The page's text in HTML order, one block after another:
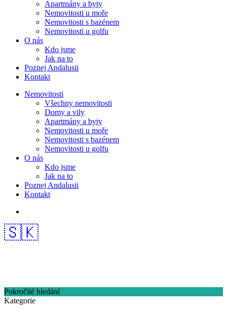
Apartmány a byty
Nemovitosti u moře
Nemovitosti s bazénem
Nemovitosti u golfu
O nás
Kdo jsme
Jak na to
Poznej Andalusii
Kontakt
Nemovitosti
Všechny nemovitosti
Domy a vily
Apartmány a byty
Nemovitosti u moře
Nemovitosti s bazénem
Nemovitosti u golfu
O nás
Kdo jsme
Jak na to
Poznej Andalusii
Kontakt
🇸🇰
Pokročilé hledání
Kategorie